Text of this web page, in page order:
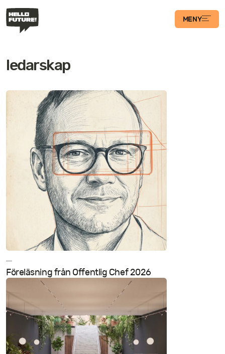
MENY
Case
Transformations­
podden
Artiklar
Filosofi
Kontakt
ledarskap
—
Föreläsning från Offentlig Chef 2026